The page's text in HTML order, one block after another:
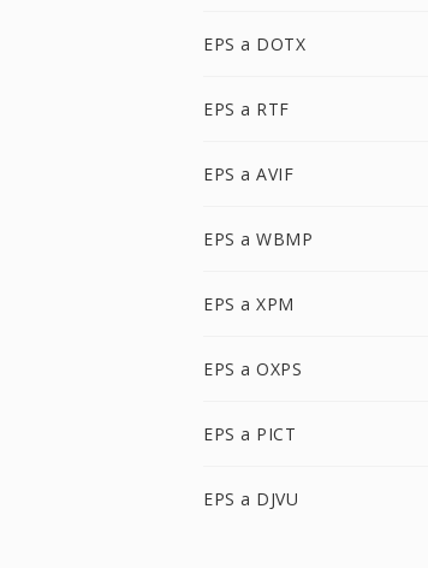
EPS a DOTX
EPS a RTF
EPS a AVIF
EPS a WBMP
EPS a XPM
EPS a OXPS
EPS a PICT
EPS a DJVU